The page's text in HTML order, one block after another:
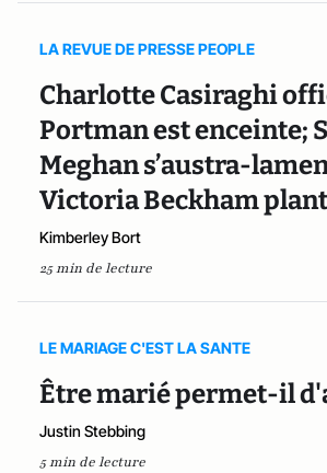
LA REVUE DE PRESSE PEOPLE
Charlotte Casiraghi
Portman est enceinte;
Meghan s’austra-
Victoria Beckham
Kimberley Bort
25 min de lecture
LE MARIAGE C'EST LA SANTE
Être marié permet-il
Justin Stebbing
5 min de lecture